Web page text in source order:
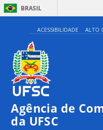
BRASIL
ACESSIBILIDADE ALTO
Agência de
da UFSC